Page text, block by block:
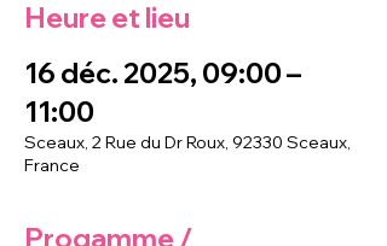
Heure et lieu
16 déc. 2025, 09:00 –
11:00
Sceaux, 2 Rue du Dr Roux, 92330 Sceaux,
France
Progamme /